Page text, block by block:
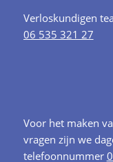
Verloskundigen
06 535 321 27
Voor het maken
vragen zijn we
telefoonnummer